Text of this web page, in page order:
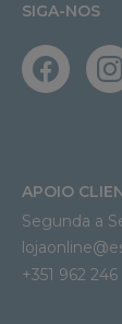
SIGA-NOS
APOIO
Segunda a
+351 962